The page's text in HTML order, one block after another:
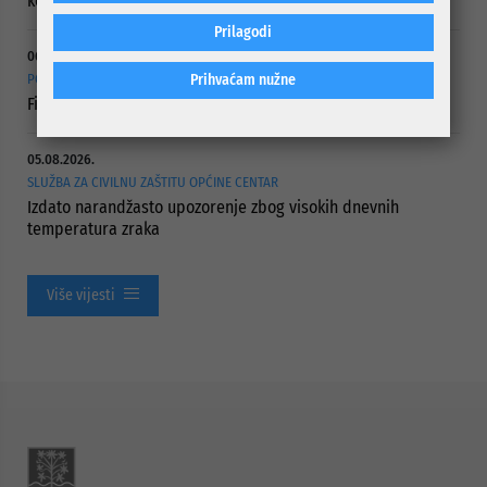
06.08.2026.
POTPISANI UGOVORI
Finansijska pomoć ustanovama socijalne zaštite
05.08.2026.
SLUŽBA ZA CIVILNU ZAŠTITU OPĆINE CENTAR
Izdato narandžasto upozorenje zbog visokih dnevnih
temperatura zraka
Više vijesti
Prihvaćam nužne
Prilagodi